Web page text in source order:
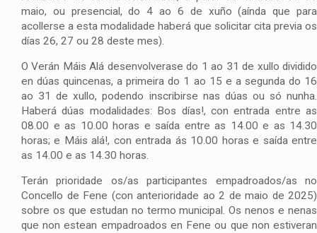
maio, ou presencial, do 4 ao 6 de xuño (aínda que para
acollerse a esta modalidade haberá que solicitar cita previa os
días 26, 27 ou 28 deste mes).
O Verán Máis Alá desenvolverase do 1 ao 31 de xullo dividido
en dúas quincenas, a primeira do 1 ao 15 e a segunda do 16
ao 31 de xullo, podendo inscribirse nas dúas ou só nunha.
Haberá dúas modalidades: Bos días!, con entrada entre as
08.00 e as 10.00 horas e saída entre as 14.00 e as 14.30
horas; e Máis alá!, con entrada ás 10.00 horas e saída entre
as 14.00 e as 14.30 horas.
Terán prioridade os/as participantes empadroados/as no
Concello de Fene (con anterioridade ao 2 de maio de 2025)
sobre os que estudan no termo municipal. Os nenos e nenas
que non estean empadroados en Fene ou que non estiveran